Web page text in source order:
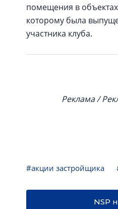
помещения в
которому была
участника клуба.
Реклама /
#акции застройщика
NSP